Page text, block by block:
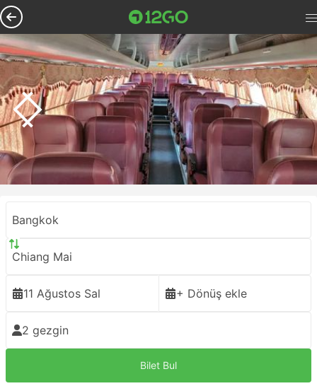
Bangkok
Chiang Mai
11 Ağustos Sal + Dönüş ekle
2 gezgin
Bilet Bul